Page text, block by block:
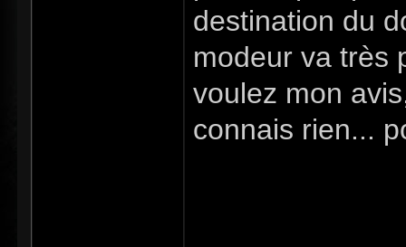
destination du
modeur va très
voulez mon
connais rien...